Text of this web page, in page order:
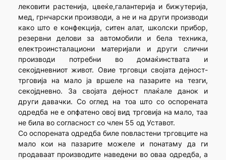
лековити растенија, цвеќе,галантерија и бижутерија,
мед, грнчарски производи, а не и на други производи
како што е конфекција, ситен алат, школски прибор,
резервни делови за автомобили и бела техника,
електроинсталациони материјали и други слични
производи потребни во домаќинствата и
секојдневниот живот. Овие трговци својата дејност-
трговија на мало ја вршеле на пазарите на тезги,
секојдневно. За својата дејност плаќале данок и
други давачки. Со оглед на тоа што со оспорената
одредба не е опфатено овој вид трговија на мало, таа
не била во согласност со член 55 од Уставот.
Со оспорената одредба биле повластени трговците на
мало кои на пазарите можеле и понатаму да ги
продаваат производите наведени во оваа одредба, а